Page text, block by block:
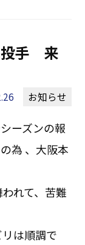
投手 来
お知らせ
ーズンの報
為 、大阪本
れて、苦難
は順調で